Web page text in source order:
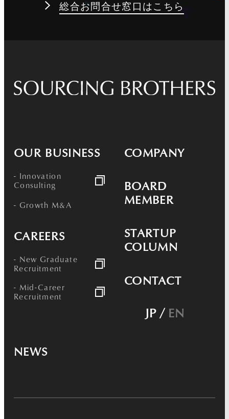
総合お問合せ窓口はこちら
OUR BUSINESS
- Innovation
Consulting
- Growth M&A
CAREERS
- New Graduate
Recruitment
- Mid-Career
Recruitment
COMPANY
BOARD
MEMBER
STARTUP
COLUMN
CONTACT
JP/ EN
NEWS